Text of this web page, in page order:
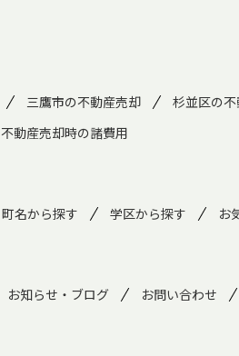
三鷹市の不動産売却 杉並区の
不動産売却時の諸費用
町名から探す 学区から探す お
お知らせ・ブログ お問い合わせ